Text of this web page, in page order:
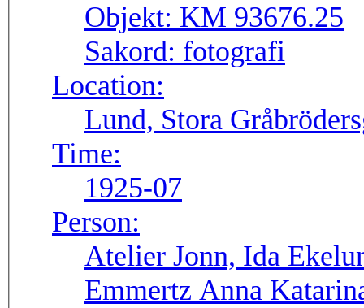
Objekt: KM 93676.25
Sakord: fotografi
Location:
Lund, Stora
Time:
1925-07
Person:
Atelier Jonn, Ida
Emmertz Anna